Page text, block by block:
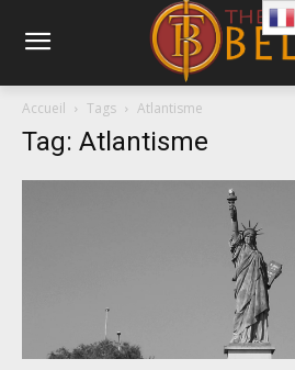
Accueil Tags Atlantisme
Tag: Atlantisme